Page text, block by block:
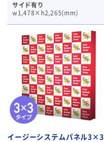
サイド有り
w1,478×h2,265(mm)
イージーシステムパネル3×3